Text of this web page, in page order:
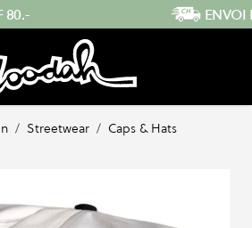
RAPIDE DEPUIS LA SUISSE
/ Streetwear / Caps & Hats